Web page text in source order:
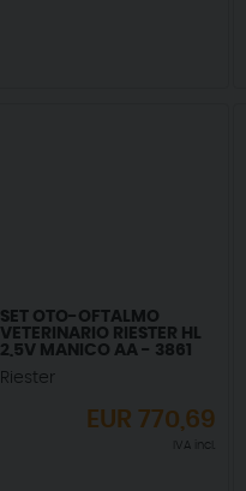
SET OTO-OFTALMO
VETERINARIO RIESTER HL
2,5V MANICO AA - 3861
Riester
EUR770,69
IVA incl.